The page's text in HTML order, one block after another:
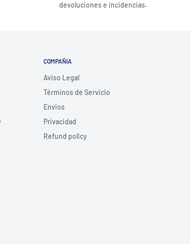
devoluciones e incidencias.
COMPAÑIA
Aviso Legal
Términos de Servicio
Envios
Privacidad
Refund policy